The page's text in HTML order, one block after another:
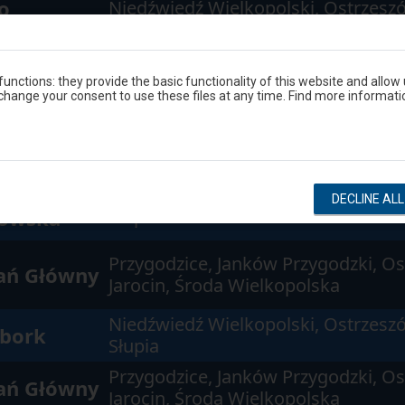
Niedźwiedź Wielkopolski,
Przygodzice, Janków Przygodzki,
Jarocin, Środa Wielkopolska
Niedźwiedź Wielkopolski,
Niedźwiedź Wielkopolski,
Główny Przygodzice, Janków Przygodzki,
Jarocin, Środa Wielkopolska
Niedźwiedź Wielkopolski,
Słupia
Główny Przygodzice, Janków Przygodzki,
Jarocin, Środa Wielkopolska
they provide the basic functionality of this website and
your consent to use these files at any time. Find more
DECLINE